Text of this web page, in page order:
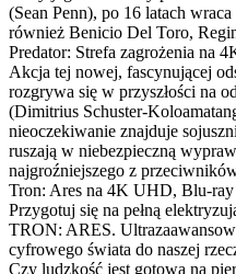
(Sean Penn), po 16 latach
również Benicio Del Toro,
Predator: Strefa zagrożenia na
Akcja tej nowej, fascynującej
rozgrywa się w przyszłości na
(Dimitrius Schuster-
nieoczekiwanie znajduje
ruszają w niebezpieczną
najgroźniejszego z
Tron: Ares na 4K UHD, Blu-
Przygotuj się na pełną
TRON: ARES.
cyfrowego świata do naszej
Czy ludzkość jest gotowa na